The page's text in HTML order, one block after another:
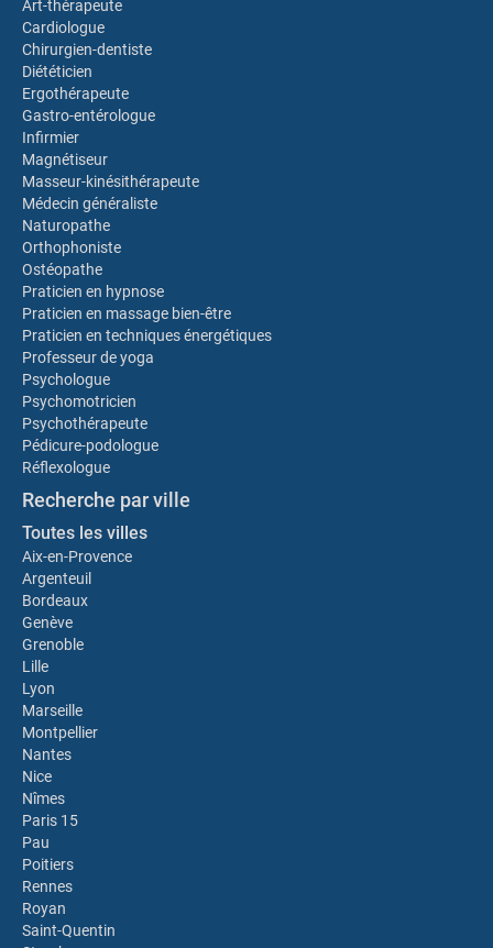
Art-thérapeute
Cardiologue
Chirurgien-dentiste
Diététicien
Ergothérapeute
Gastro-entérologue
Infirmier
Magnétiseur
Masseur-kinésithérapeute
Médecin généraliste
Naturopathe
Orthophoniste
Ostéopathe
Praticien en hypnose
Praticien en massage bien-être
Praticien en techniques énergétiques
Professeur de yoga
Psychologue
Psychomotricien
Psychothérapeute
Pédicure-podologue
Réflexologue
Recherche par ville
Toutes les villes
Aix-en-Provence
Argenteuil
Bordeaux
Genève
Grenoble
Lille
Lyon
Marseille
Montpellier
Nantes
Nice
Nîmes
Paris 15
Pau
Poitiers
Rennes
Royan
Saint-Quentin